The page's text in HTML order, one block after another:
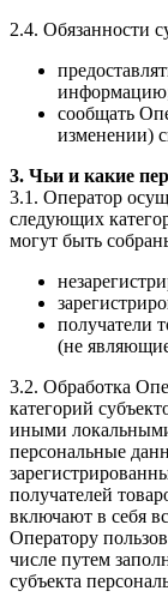
2.4. Обязанности
сообщать
изменении)
3. Чьи и какие
3.1. Оператор
следующих
могут быть
получатели
(не
3.2. Обработка
категорий
иными
персональные
получателей
включают в себя
Оператору
числе путем
субъекта